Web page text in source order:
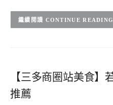
CONTINUE READING
【三多商圈站美食】
推薦